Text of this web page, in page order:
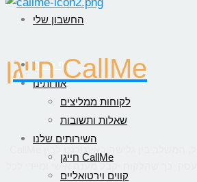
החשבון שלי
דף הבית
אודותינו
לקוחות ממליצים
שאלות ותשובות
השירותים שלנו
חייגן CallMe
קווים וירטואליים
חייגן CallMe
כך שהלקוח יקבל מענה אישי ומיידי לכל